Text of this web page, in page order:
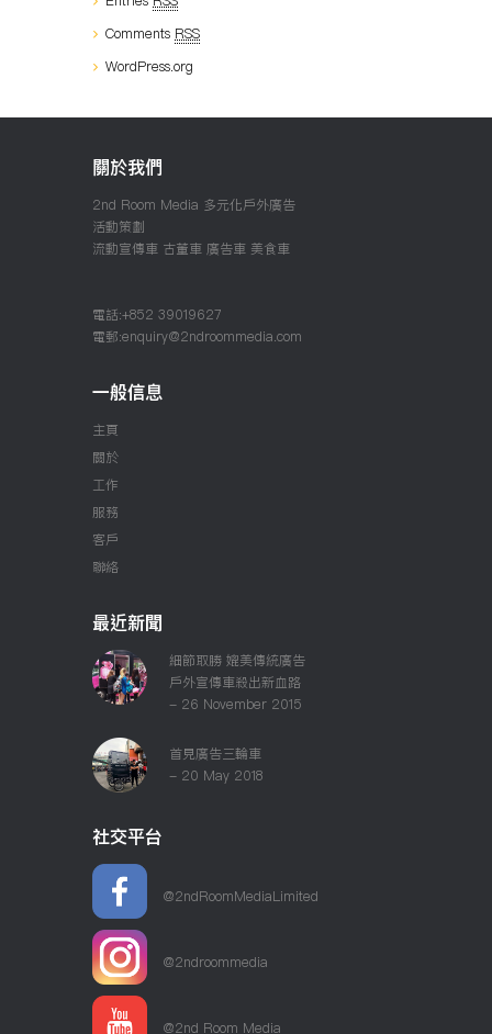
Comments RSS
WordPress.org
關於我們
2nd Room Media 多元化戶外廣告
活動策劃
流動宣傳車 古董車 廣告車 美食車
電話:+852 39019627
電郵:enquiry@2ndroommedia.com
一般信息
主頁
關於
工作
服務
客戶
聯絡
最近新聞
細節取勝 媲美傳統廣告
戶外宣傳車殺出新血路
- 26 November 2015
首見廣告三輪車
- 20 May 2018
社交平台
@2ndRoomMediaLimited
@2ndroommedia
@2nd Room Media